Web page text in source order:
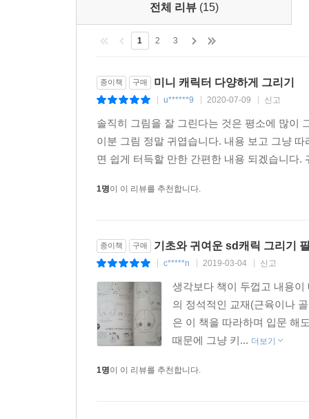
전체 리뷰 (15)
1 2 3
종이책 구매 미니 캐릭터 다양하게 그리기
u******9 2020-07-09 신고
솔직히 그림을 잘 그린다는 것은 평소에 많이
이분 그림 정말 귀엽습니다. 내용 보고 그냥
면 쉽게 터득할 만한 간편한 내용 되겠습니다.
1명이 이 리뷰를 추천합니다.
종이책 구매 기초와 귀여운 sd캐릭 그리기
c*****n 2019-03-04 신고
생각보다 책이 두껍고 내용
의 정석적인 교재(근육이나
은 이 책을 따라하며 입문 해
때문에 그냥 키... 더보기
1명이 이 리뷰를 추천합니다.